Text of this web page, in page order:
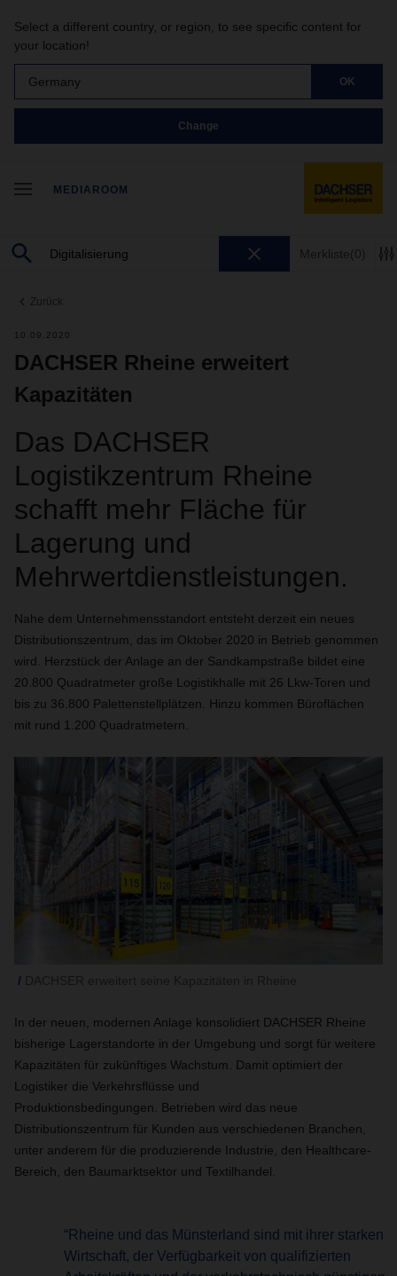
Select a different country, or region, to see specific content for
your location!
Germany OK
Change
MEDIAROOM
Merkliste(0)
Zurück
10.09.2020
DACHSER Rheine erweitert
Kapazitäten
Das DACHSER
Logistikzentrum Rheine
schafft mehr Fläche für
Lagerung und
Mehrwertdienstleistungen.
Nahe dem Unternehmensstandort entsteht derzeit ein neues
Distributionszentrum, das im Oktober 2020 in Betrieb genommen
wird. Herzstück der Anlage an der Sandkampstraße bildet eine
20.800 Quadratmeter große Logistikhalle mit 26 Lkw-Toren und
bis zu 36.800 Palettenstellplätzen. Hinzu kommen Büroflächen
mit rund 1.200 Quadratmetern.
In der neuen, modernen Anlage konsolidiert DACHSER Rheine
bisherige Lagerstandorte in der Umgebung und sorgt für weitere
Kapazitäten für zukünftiges Wachstum. Damit optimiert der
Logistiker die Verkehrsflüsse und
Produktionsbedingungen. Betrieben wird das neue
Distributionszentrum für Kunden aus verschiedenen Branchen,
unter anderem für die produzierende Industrie, den Healthcare-
Bereich, den Baumarktsektor und Textilhandel.
“Rheine und das Münsterland sind mit ihrer starken
Wirtschaft, der Verfügbarkeit von qualifizierten